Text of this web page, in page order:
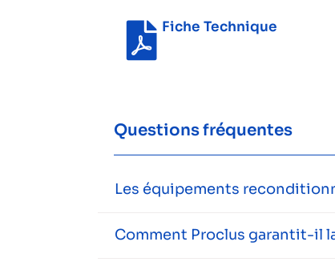
Fiche Technique
Questions fréquentes
Les équipements
Comment Proclus garantit-il